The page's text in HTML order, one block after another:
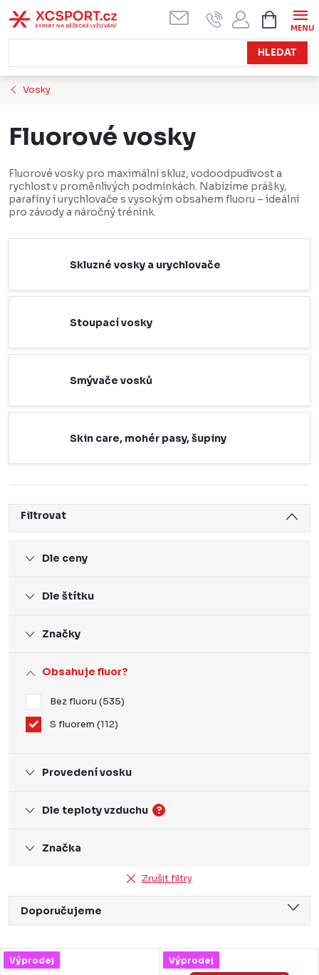
na
obsah
HLEDAT
KOŠÍK
Vosky
Fluorové vosky
Fluorové vosky pro maximální skluz, vodoodpudivost a
rychlost v proměnlivých podmínkách. Nabízíme prášky,
parafíny i urychlovače s vysokým obsahem fluoru – ideální
pro závody a náročný trénink.
Skluzné vosky a urychlovače
Stoupací vosky
Smývače vosků
Skin care, mohér pasy, šupiny
Filtrovat
Dle ceny
Dle štítku
Značky
Obsahuje fluor?
Bez fluoru 535
S fluorem 112
Provedení vosku
Dle teploty vzduchu ?
Značka
Zrušit filtry
Ř
a
z
Doporučujeme
Nejdražší
V
Výprodej Výprodej